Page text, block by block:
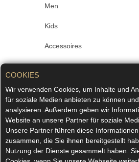
COOKIES
Wir verwenden Cookies, um Inhalte und
für soziale Medien anbieten zu können
analysieren. Außerdem geben wir
Website an unsere Partner für soziale
Unsere Partner führen diese
zusammen, die Sie ihnen bereitgestellt
Nutzung der Dienste gesammelt haben.
Men
Kids
Accessoires
Sale
Merchandise
#superkombiniert